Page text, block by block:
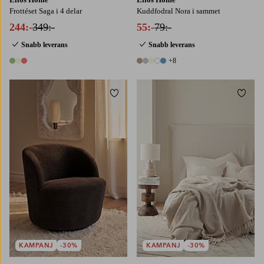
Frottéset Saga i 4 delar
244:-349:-
Snabb leverans
3 färger
Kuddfodral Nora i sammet
55:-79:-
Snabb leverans
13 färger
+8
KAMPANJ -30%
Lägg till i favoriter
KAMPANJ -30%